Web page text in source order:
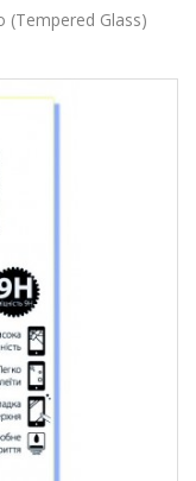
(Tempered Glass)